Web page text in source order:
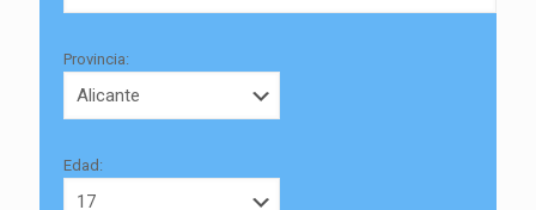
Provincia:
Edad: